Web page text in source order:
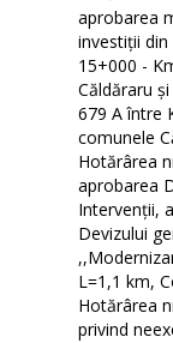
aprobarea
investiții
15+000 -
Căldăraru
679 A între
comunele
Hotărârea
aprobarea
Intervenții,
Devizului
L=1,1 km,
Hotărârea
privind